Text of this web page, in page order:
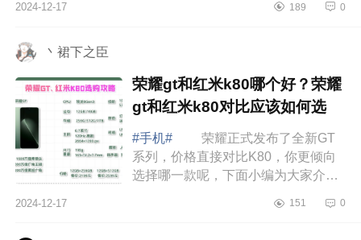
2024-12-17 189 0
丶裙下之臣
荣耀gt和红米k80哪个好？荣耀
gt和红米k80对比应该如何选
#手机#
荣耀正式发布了全新GT
系列，价格直接对比K80，你更倾向
选择哪一款呢，下面小编为大家介绍
红米k80对比应该如何选 荣耀gt和
2024-12-17 151 0